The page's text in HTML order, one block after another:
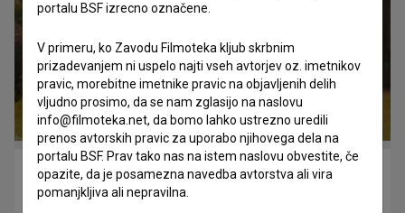
Uničene sanje dr. Franceta Prešerna in njegovih
vsakokratnih dedičev (2001)
portalu BSF izrecno označene.
V primeru, ko Zavodu Filmoteka kljub skrbnim
prizadevanjem ni uspelo najti vseh avtorjev oz. imetnikov
pravic, morebitne imetnike pravic na objavljenih delih
vljudno prosimo, da se nam zglasijo na naslovu
info@filmoteka.net, da bomo lahko ustrezno uredili
prenos avtorskih pravic za uporabo njihovega dela na
portalu BSF. Prav tako nas na istem naslovu obvestite, če
opazite, da je posamezna navedba avtorstva ali vira
pomanjkljiva ali nepravilna.